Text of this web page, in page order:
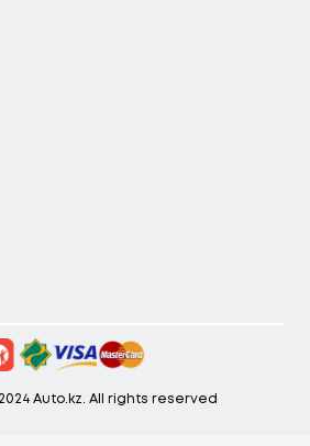
Auto.kz. All rights reserved